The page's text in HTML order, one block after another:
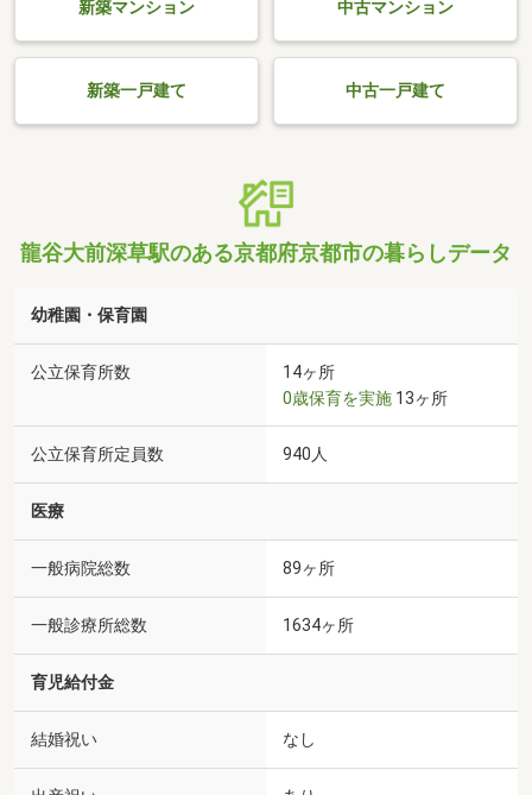
新築マンション 中古マンション
新築一戸建て 中古一戸建て
龍谷大前深草駅のある京都府京都市の暮らしデータ
幼稚園・保育園
公立保育所数
14ヶ所
0歳保育を実施 13ヶ所
公立保育所定員数 940人
医療
一般病院総数 89ヶ所
一般診療所総数 1634ヶ所
育児給付金
結婚祝い なし